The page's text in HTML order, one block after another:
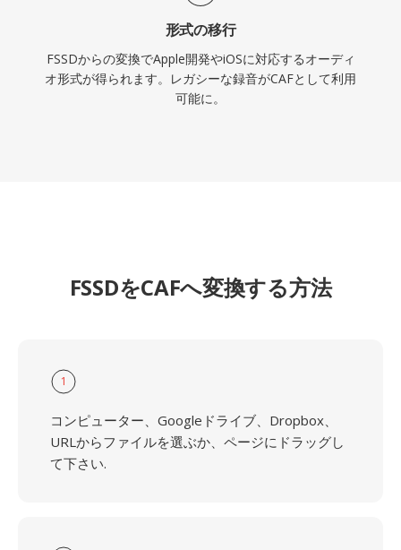
形式の移行
FSSDからの変換でApple開発やiOSに対応するオーディ
オ形式が得られます。レガシーな録音がCAFとして利用
可能に。
FSSDをCAFへ変換する方法
1
コンピューター、Googleドライブ、Dropbox、
URLからファイルを選ぶか、ページにドラッグし
て下さい.